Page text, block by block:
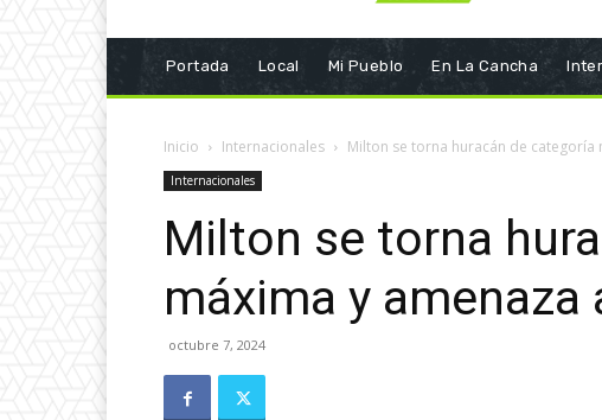
Portada Local Mi Pueblo En La Cancha
Inicio Internacionales Milton se torna huracán de categoría
Internacionales
Milton se torna
máxima y amenaza
octubre 7, 2024